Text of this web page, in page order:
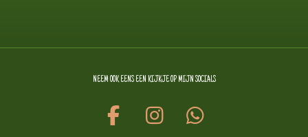
NEEM OOK EENS EEN KIJKJE OP MIJN SOCIALS
F
I
W